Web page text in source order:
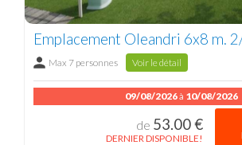
Emplacement Oleandri 6x8 m.
Max 7 personnes Voir le détail
09/08/2026à 10/08/2026
de 53.00 €
DERNIER DISPONIBLE!